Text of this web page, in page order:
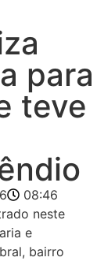
para
teve
08:46
neste
e
bairro